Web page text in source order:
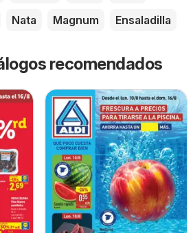
Nata Magnum Ensaladilla
recomendados